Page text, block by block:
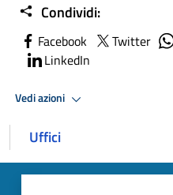
Condividi:
Facebook Twitter
LinkedIn
Vedi azioni
Uffici